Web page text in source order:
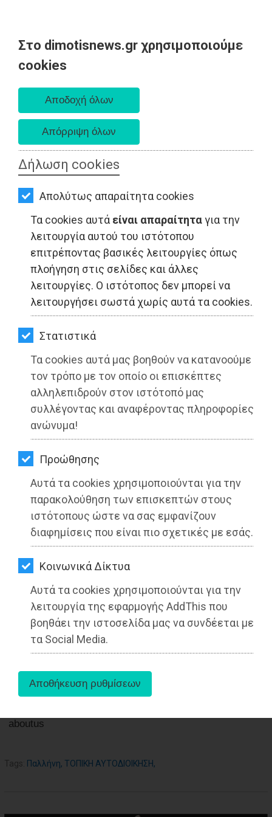
Στο dimotisnews.gr χρησιμοποιούμε
cookies
Δήλωση cookies
Απολύτως απαραίτητα cookies
Τα cookies αυτά είναι απαραίτηταγια την
λειτουργία αυτού του ιστότοπου
επιτρέποντας βασικές λειτουργίες όπως
πλοήγηση στις σελίδες και άλλες
λειτουργίες. Ο ιστότοπος δεν μπορεί να
λειτουργήσει σωστά χωρίς αυτά τα cookies.
Στατιστικά
Τα cookies αυτά μας βοηθούν να κατανοούμε
τον τρόπο με τον οποίο οι επισκέπτες
αλληλεπιδρούν στον ιστότοπό μας
συλλέγοντας και αναφέροντας πληροφορίες
ανώνυμα!
Προώθησης
Αυτά τα cookies χρησιμοποιούνται για την
παρακολούθηση των επισκεπτών στους
ιστότοπους ώστε να σας εμφανίζουν
διαφημίσεις που είναι πιο σχετικές με εσάς.
Kοινωνικά Δίκτυα
Αυτά τα cookies χρησιμοποιούνται για την
λειτουργία της εφαρμογής AddThis που
βοηθάει την ιστοσελίδα μας να συνδέεται με
τα Social Media.
AΡΧΙΚΗ
ΕΙΔΗΣΕΙΣ
ΠΟΛΙΤΙΚΗ
ΤΟΠΙΚΗ
ΑΥΤΟΔΙΟΙΚΗΣΗ
ΟΙΚΟΝΟΜΙΑ
ΑΘΛΗΤΙΣΜΟΣ
ΠΟΛΙΤΙΣΜΟΣ
ΣΠΙΤΙ-
ΚΗΠΟΣ
ΥΓΕΙΑ
LIFESTYLE
ΤΑΞΙΔΙΑ
ΕΞΟΔΟΣ
ΠΕΡΙΒΑΛΛΟΝ
ΚΑΤΟΙΚΙΔΙΟ
ΑΓΓΕΛΙΕΣ
ΕΦΗΜΕΡΙΔΕΣ
OΔΗΓΟΣ
ΑΓΟΡΑΣ
ΨΙΘΥΡΟΙ
ΑΠΟΣΤΟΛΗ
ΑΡΘΡΩΝ
ΤΟΠΙΚΗ ΑΥΤΟΔΙΟΙΚΗΣΗ - Παλλήνη
Δημοτικό Συμβούλιο Παλλήνης:
Ψήφισμα για τις κυβερνητικές
μεθοδεύσεις φίμωσης της
αντιπολίτευσης
Διαβάστηκε 2843 φορές
20-06-2022
Από τo Dimotisnews
aboutus
Tags: Παλλήνη, ΤΟΠΙΚΗ ΑΥΤΟΔΙΟΙΚΗΣΗ,